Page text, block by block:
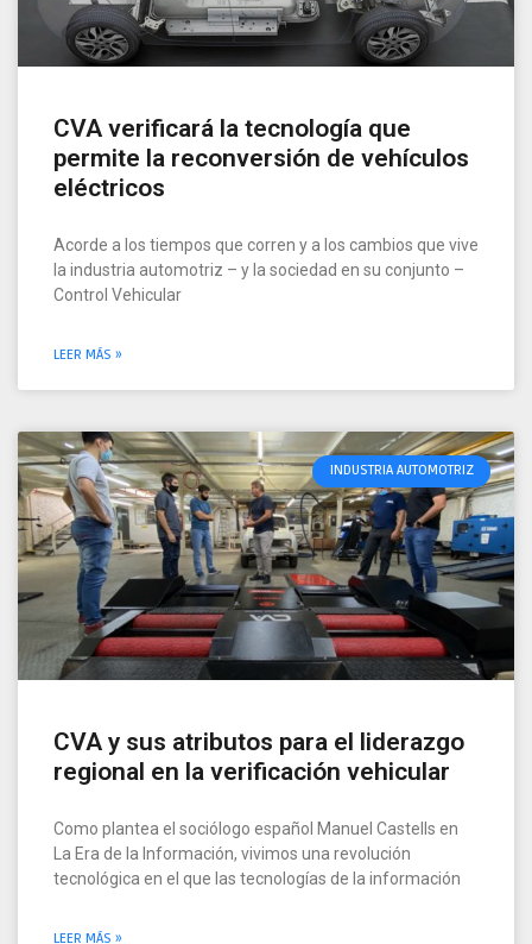
CVA verificará la tecnología que
permite la reconversión de vehículos
eléctricos
Acorde a los tiempos que corren y a los cambios que vive
la industria automotriz – y la sociedad en su conjunto –
Control Vehicular
LEER MÁS »
INDUSTRIA AUTOMOTRIZ
CVA y sus atributos para el liderazgo
regional en la verificación vehicular
Como plantea el sociólogo español Manuel Castells en
La Era de la Información, vivimos una revolución
tecnológica en el que las tecnologías de la información
LEER MÁS »